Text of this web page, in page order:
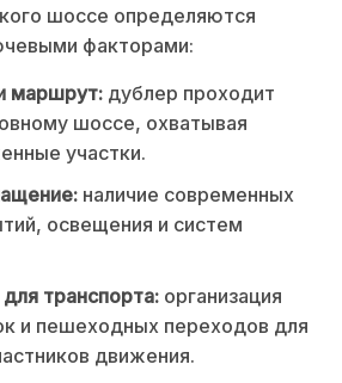
шоссе определяются
факторами:
маршрут: дублер проходит
шоссе, охватывая
участки.
наличие современных
освещения и систем
транспорта: организация
и пешеходных переходов для
движения.